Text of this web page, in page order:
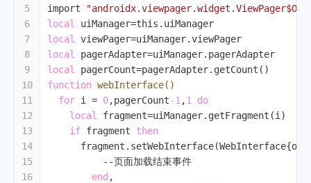
5
6
7
8
9
10
11
12
13
14
15
16
import
local
uiManager=this.uiManager
local
viewPager=uiManager.viewPager
local
pagerAdapter=uiManager.pagerAdapter
local
pagerCount=pagerAdapter.getCount()
function webInterface()
for i = 0,pagerCount-1 ,1
do
local
fragment=uiManager.getFragment(i)
if fragment then
--页面加载结束事件
end ,